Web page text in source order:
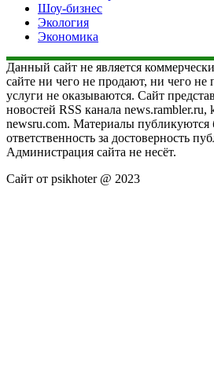
Шоу-бизнес
Экология
Экономика
Данный сайт не является
сайте ни чего не продают, ни чего не
услуги не оказываются. Сайт
новостей RSS канала news.rambler.ru,
newsru.com. Материалы публикуются
ответственность за достоверность
Администрация сайта не несёт.
Сайт от psikhoter @ 2023